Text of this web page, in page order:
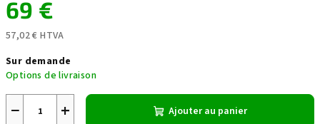
69 €
57,02 € HTVA
de
la
mesure:
Sur demande
Options de livraison
+
− Ajouter au panier